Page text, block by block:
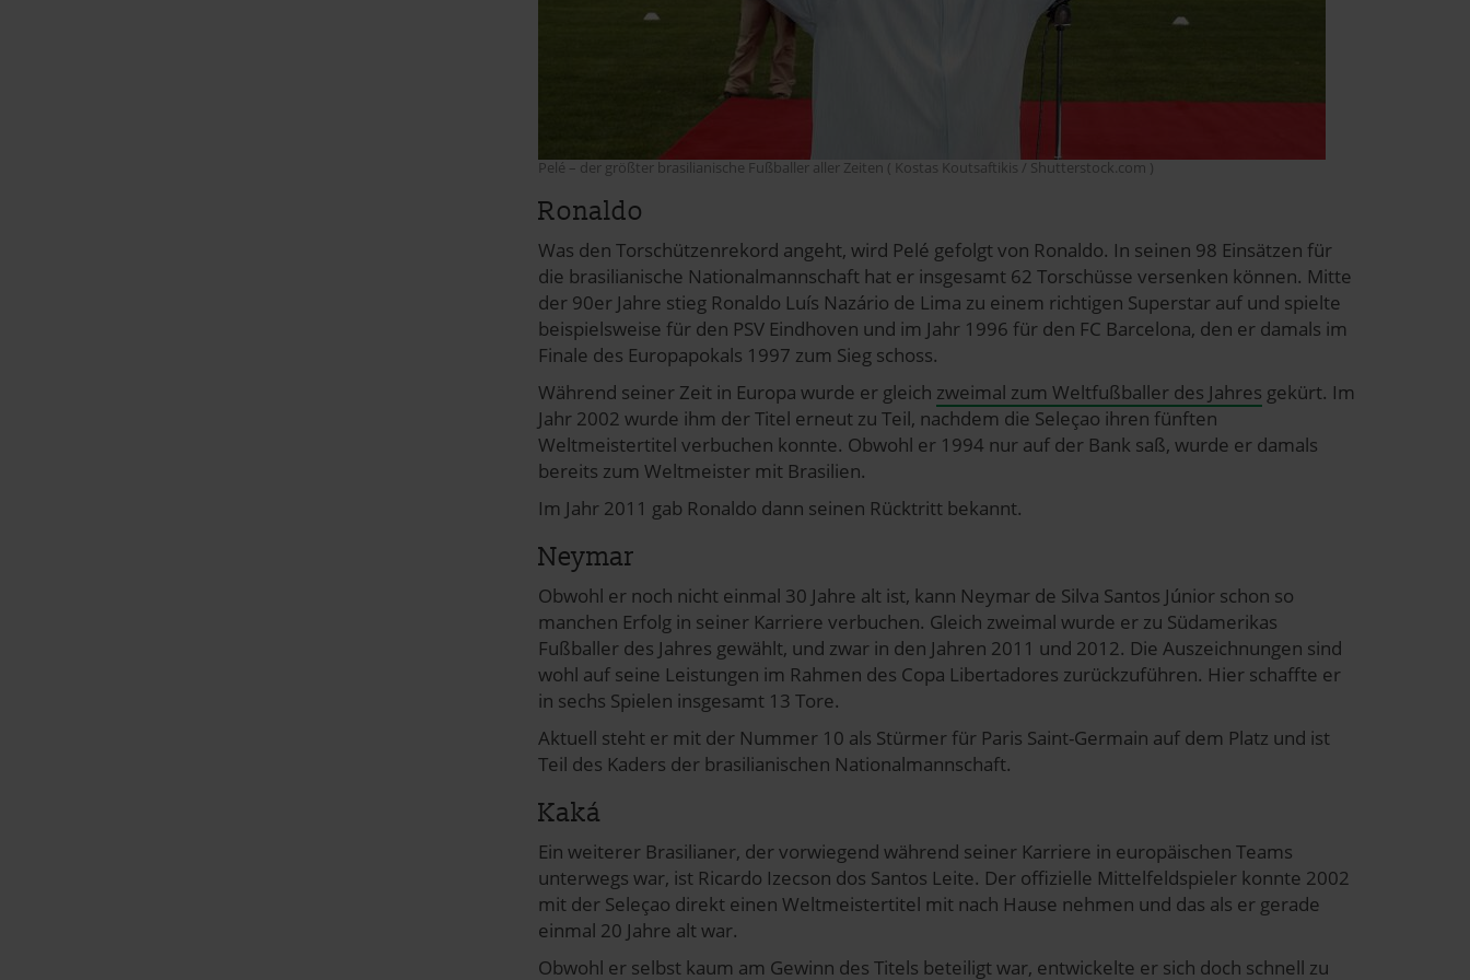
Pelé – der größter brasilianische Fußballer aller Zeiten ( Kostas Koutsaftikis / Shutterstock.com )
Ronaldo
Was den Torschützenrekord angeht, wird Pelé gefolgt von Ronaldo. In seinen 98 Einsätzen für
die brasilianische Nationalmannschaft hat er insgesamt 62 Torschüsse versenken können. Mitte
der 90er Jahre stieg Ronaldo Luís Nazário de Lima zu einem richtigen Superstar auf und spielte
beispielsweise für den PSV Eindhoven und im Jahr 1996 für den FC Barcelona, den er damals im
Finale des Europapokals 1997 zum Sieg schoss.
Während seiner Zeit in Europa wurde er gleich zweimal zum Weltfußballer des Jahres gekürt. Im
Jahr 2002 wurde ihm der Titel erneut zu Teil, nachdem die Seleçao ihren fünften
Weltmeistertitel verbuchen konnte. Obwohl er 1994 nur auf der Bank saß, wurde er damals
bereits zum Weltmeister mit Brasilien.
Im Jahr 2011 gab Ronaldo dann seinen Rücktritt bekannt.
Neymar
Obwohl er noch nicht einmal 30 Jahre alt ist, kann Neymar de Silva Santos Júnior schon so
manchen Erfolg in seiner Karriere verbuchen. Gleich zweimal wurde er zu Südamerikas
Fußballer des Jahres gewählt, und zwar in den Jahren 2011 und 2012. Die Auszeichnungen sind
wohl auf seine Leistungen im Rahmen des Copa Libertadores zurückzuführen. Hier schaffte er
in sechs Spielen insgesamt 13 Tore.
Aktuell steht er mit der Nummer 10 als Stürmer für Paris Saint-Germain auf dem Platz und ist
Teil des Kaders der brasilianischen Nationalmannschaft.
Kaká
Ein weiterer Brasilianer, der vorwiegend während seiner Karriere in europäischen Teams
unterwegs war, ist Ricardo Izecson dos Santos Leite. Der offizielle Mittelfeldspieler konnte 2002
mit der Seleçao direkt einen Weltmeistertitel mit nach Hause nehmen und das als er gerade
einmal 20 Jahre alt war.
Obwohl er selbst kaum am Gewinn des Titels beteiligt war, entwickelte er sich doch schnell zu